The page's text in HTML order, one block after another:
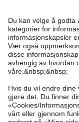
Kundeservice
Vanlige spørsmål
Bestilling
Kontakt oss
Finn butikk
Kappahl Club
Logg inn
Kappahl Club
Medlemsvilkår
Om oss
Bærekraft
Vilkår & retningslinjer
Kjøpsvilkår
Mer fra oss